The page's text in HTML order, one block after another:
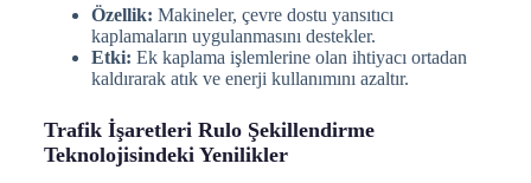
Özellik: Makineler, çevre dostu yansıtıcı
kaplamaların uygulanmasını destekler.
Etki: Ek kaplama işlemlerine olan ihtiyacı ortadan
kaldırarak atık ve enerji kullanımını azaltır.
Trafik İşaretleri Rulo Şekillendirme
Teknolojisindeki Yenilikler